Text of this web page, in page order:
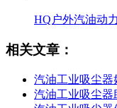
HQ户外汽油动
相关文章：
汽油工业吸尘器
汽油工业吸尘器